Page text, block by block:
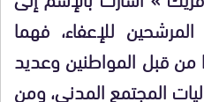
للإعفاء، فهما
من قبل المواطنين وعديد
المجتمع المدني، ومن